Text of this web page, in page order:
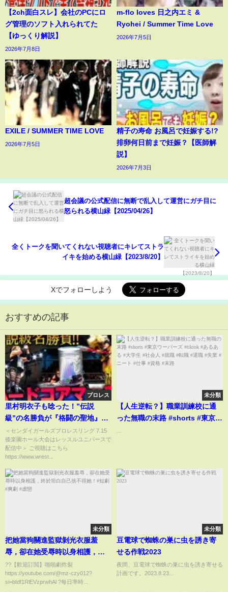
【2ch面白スレ】会社のPCにロ
グ管理のソフト入れられてた
【ゆっくり解説】
2026年7月8日
m-flo loves 日之内エミ &
Ryohei / Summer Time Love
2026年7月5日
EXILE / SUMMER TIME LOVE
2026年7月5日
精子の寿命 お風呂で妊娠する!?
排卵何日前まで妊娠？【医師解
説】
2026年7月3日
超会議の公式配信に無断で乱入して運営にガチ目に
怒られる横山緑【2025/04/26】
全くトークを聞いてくれない視聴者にキレてストラ
イキを始める横山緑【2023/8/20】
Xでフォローしよう
おすすめの記事
プロレス
里村明衣子も唸った！”伝説
級”の名勝負が『格闘の聖地』で
生まれた！反則裁定なし！凶器
の使用も許されるハードコアマ
ッチ！ DASH・チサコ vs 渡辺桃
で配信中》
＜センダイガールズプロレスリング 7.15
後楽園ホール大会はレッスルユニバースで
配信中＞ ご視聴はこちら
https://www.wrest...
未分類
【人生逆転？】職業訓練校に通
った無職の末路 #shorts #東京ウ
未分類
把她當狗關進監獄剝光衣服羞
辱，卻在她受辱時以身相護，終
於坦白自己捨不得她！#短劇 #爽
劇 #虐戀
??【歡迎訂閲】啪啪劇炸裂
https://youtube.com/@mz-czy012?
si=bIdf1RlEVzprwhAl ?每日準時...
未分類
豆電球で蜘蛛の巣に虫を誘き寄
せる作戦2023
夜間、豆電球で蜘蛛の巣に虫を誘き寄せる
計画です。2023.8.23...